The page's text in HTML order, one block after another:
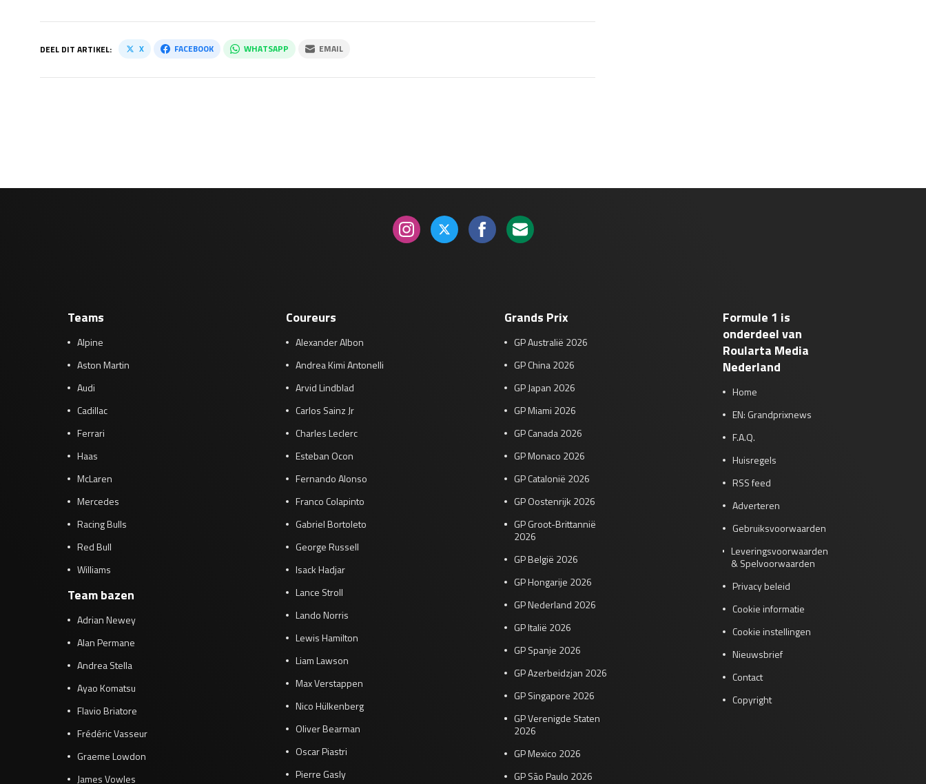
DEEL DIT ARTIKEL: X FACEBOOK WHATSAPP EMAIL
Teams
Alpine
Aston Martin
Audi
Cadillac
Ferrari
Haas
McLaren
Mercedes
Racing Bulls
Red Bull
Williams
Team bazen
Adrian Newey
Alan Permane
Andrea Stella
Ayao Komatsu
Flavio Briatore
Frédéric Vasseur
Graeme Lowdon
James Vowles
Coureurs
Alexander Albon
Andrea Kimi Antonelli
Arvid Lindblad
Carlos Sainz Jr
Charles Leclerc
Esteban Ocon
Fernando Alonso
Franco Colapinto
Gabriel Bortoleto
George Russell
Isack Hadjar
Lance Stroll
Lando Norris
Lewis Hamilton
Liam Lawson
Max Verstappen
Nico Hülkenberg
Oliver Bearman
Oscar Piastri
Pierre Gasly
Grands Prix
GP Australië 2026
GP China 2026
GP Japan 2026
GP Miami 2026
GP Canada 2026
GP Monaco 2026
GP Catalonië 2026
GP Oostenrijk 2026
GP Groot-Brittannië
2026
GP België 2026
GP Hongarije 2026
GP Nederland 2026
GP Italië 2026
GP Spanje 2026
GP Azerbeidzjan 2026
GP Singapore 2026
GP Verenigde Staten
2026
GP Mexico 2026
GP São Paulo 2026
Formule 1 is
onderdeel van
Roularta Media
Nederland
Home
EN: Grandprixnews
F.A.Q.
Huisregels
RSS feed
Adverteren
Gebruiksvoorwaarden
Leveringsvoorwaarden
& Spelvoorwaarden
Privacy beleid
Cookie informatie
Cookie instellingen
Nieuwsbrief
Contact
Copyright